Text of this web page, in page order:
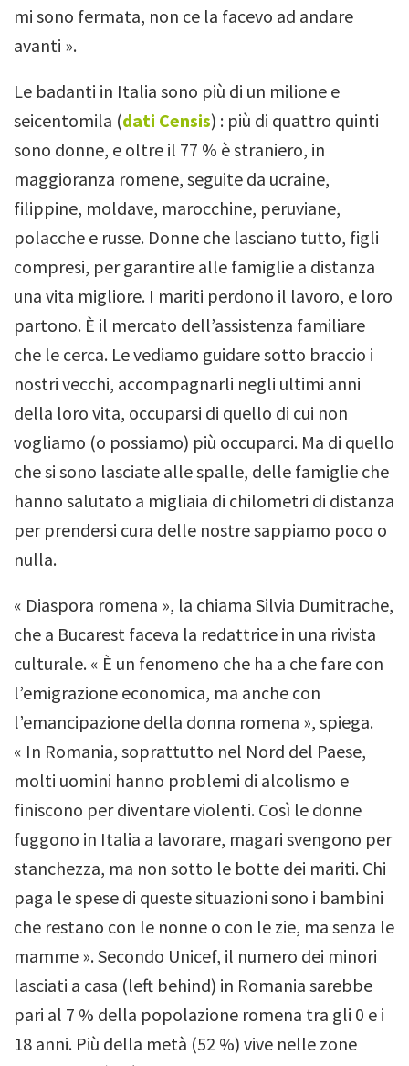
mi sono fermata, non ce la facevo ad andare
avanti ».
Le badanti in Italia sono più di un milione e
seicentomila (dati Censis) : più di quattro quinti
sono donne, e oltre il 77 % è straniero, in
maggioranza romene, seguite da ucraine,
filippine, moldave, marocchine, peruviane,
polacche e russe. Donne che lasciano tutto, figli
compresi, per garantire alle famiglie a distanza
una vita migliore. I mariti perdono il lavoro, e loro
partono. È il mercato dell’assistenza familiare
che le cerca. Le vediamo guidare sotto braccio i
nostri vecchi, accompagnarli negli ultimi anni
della loro vita, occuparsi di quello di cui non
vogliamo (o possiamo) più occuparci. Ma di quello
che si sono lasciate alle spalle, delle famiglie che
hanno salutato a migliaia di chilometri di distanza
per prendersi cura delle nostre sappiamo poco o
nulla.
« Diaspora romena », la chiama Silvia Dumitrache,
che a Bucarest faceva la redattrice in una rivista
culturale. « È un fenomeno che ha a che fare con
l’emigrazione economica, ma anche con
l’emancipazione della donna romena », spiega.
« In Romania, soprattutto nel Nord del Paese,
molti uomini hanno problemi di alcolismo e
finiscono per diventare violenti. Così le donne
fuggono in Italia a lavorare, magari svengono per
stanchezza, ma non sotto le botte dei mariti. Chi
paga le spese di queste situazioni sono i bambini
che restano con le nonne o con le zie, ma senza le
mamme ». Secondo Unicef, il numero dei minori
lasciati a casa (left behind) in Romania sarebbe
pari al 7 % della popolazione romena tra gli 0 e i
18 anni. Più della metà (52 %) vive nelle zone